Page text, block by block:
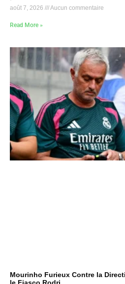
août 7, 2026 Aucun commentaire
Read More »
Mourinho Furieux Contre la
le Fiasco Rodri